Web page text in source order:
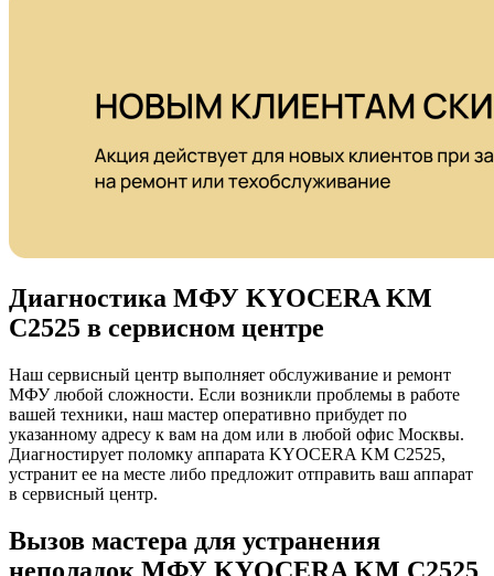
Диагностика МФУ KYOCERA KM
C2525 в сервисном центре
Наш сервисный центр выполняет обслуживание и ремонт
МФУ любой сложности. Если возникли проблемы в работе
вашей техники, наш мастер оперативно прибудет по
указанному адресу к вам на дом или в любой офис Москвы.
Диагностирует поломку аппарата KYOCERA KM C2525,
устранит ее на месте либо предложит отправить ваш аппарат
в сервисный центр.
Вызов мастера для устранения